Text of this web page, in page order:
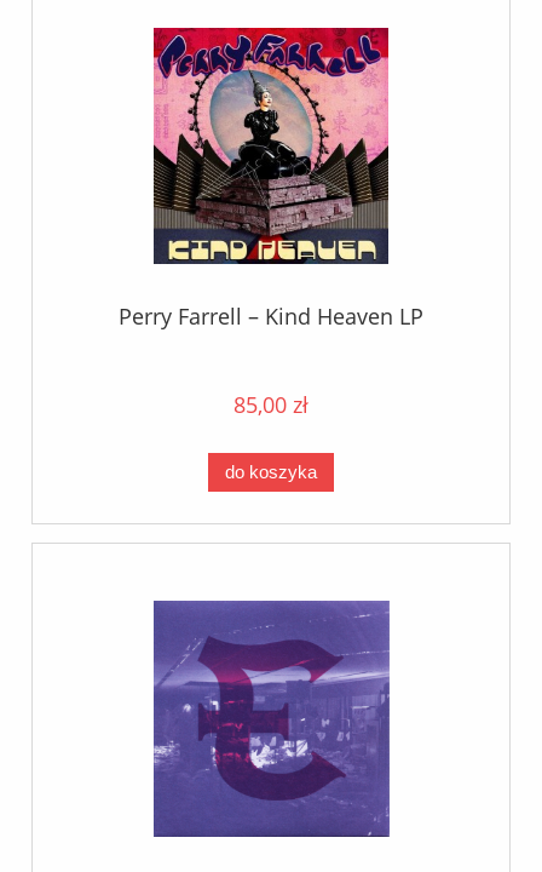
Perry Farrell – Kind Heaven LP
85,00 zł
do koszyka